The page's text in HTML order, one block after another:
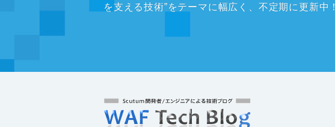
を支える技術”をテーマに幅広く、不定期に更新中！